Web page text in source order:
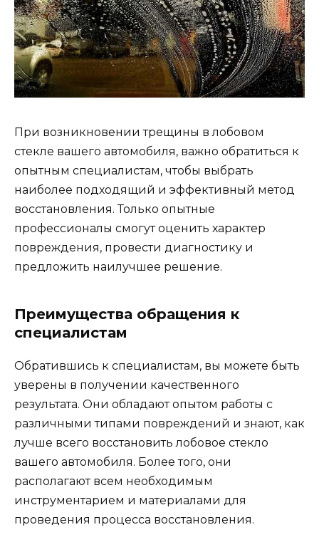
При возникновении трещины в лобовом
стекле вашего автомобиля, важно обратиться к
опытным специалистам, чтобы выбрать
наиболее подходящий и эффективный метод
восстановления. Только опытные
профессионалы смогут оценить характер
повреждения, провести диагностику и
предложить наилучшее решение.
Преимущества обращения к
специалистам
Обратившись к специалистам, вы можете быть
уверены в получении качественного
результата. Они обладают опытом работы с
различными типами повреждений и знают, как
лучше всего восстановить лобовое стекло
вашего автомобиля. Более того, они
располагают всем необходимым
инструментарием и материалами для
проведения процесса восстановления.